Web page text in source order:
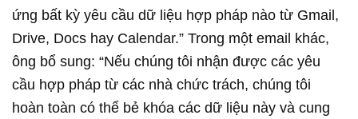
ứng bất kỳ yêu cầu dữ liệu hợp pháp nào từ Gmail,
Drive, Docs hay Calendar.” Trong một email khác,
ông bổ sung: “Nếu chúng tôi nhận được các yêu
cầu hợp pháp từ các nhà chức trách, chúng tôi
hoàn toàn có thể bẻ khóa các dữ liệu này và cung